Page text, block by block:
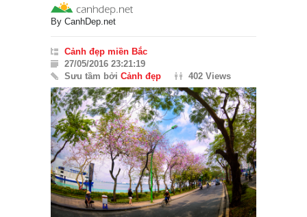
By CanhDep.net
Cảnh đẹp miền Bắc
27/05/2016 23:21:19
Sưu tầm bởi Cảnh đẹp 402 Views